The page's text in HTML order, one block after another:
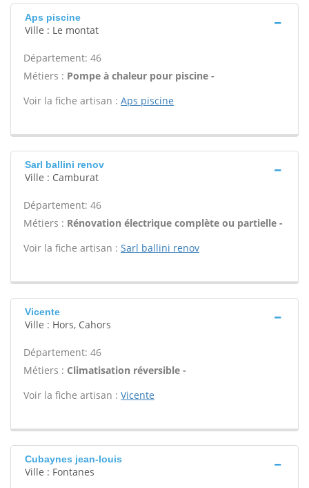
Aps piscine
Ville : Le montat
Département: 46
Métiers : Pompe à chaleur pour piscine -
Voir la fiche artisan : Aps piscine
Sarl ballini renov
Ville : Camburat
Département: 46
Métiers : Rénovation électrique complète ou partielle -
Voir la fiche artisan : Sarl ballini renov
Vicente
Ville : Hors, Cahors
Département: 46
Métiers : Climatisation réversible -
Voir la fiche artisan : Vicente
Cubaynes jean-louis
Ville : Fontanes